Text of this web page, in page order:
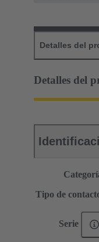
Detalles del
Detalles del
Tipo de
Serie